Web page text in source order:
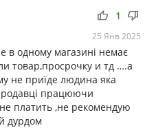
thumb_up thumb_down
1
25 Янв 2025
в одному магазині немає
товар,просрочку и тд ….а
не приїде людина яка
працюючи
платить ,не рекомендую
дурдом